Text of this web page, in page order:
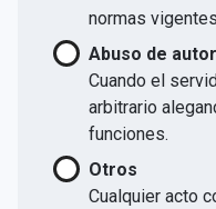
normas
Abuso de
Cuando el
arbitrario
funciones.
Otros
Cualquier acto